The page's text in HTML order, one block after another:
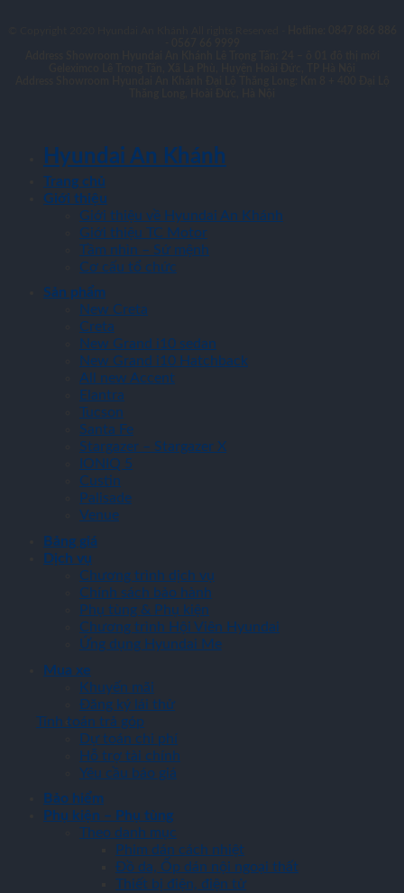
Hyundai An Khánh
Trang chủ
Giới thiệu
Giới thiệu về Hyundai An Khánh
Giới thiệu TC Motor
Tầm nhìn – Sứ mệnh
Cơ cấu tổ chức
Sản phẩm
New Creta
Creta
New Grand i10 sedan
New Grand i10 Hatchback
All new Accent
Elantra
Tucson
Santa Fe
Stargazer – Stargazer X
IONIQ 5
Custin
Palisade
Venue
Bảng giá
Dịch vụ
Chương trình dịch vụ
Chính sách bảo hành
Phụ tùng & Phụ kiện
Chương trình Hội Viên Hyundai
Ứng dụng Hyundai Me
Mua xe
Khuyến mãi
Đăng ký lái thử
Tính toán trả góp
Dự toán chi phí
Hỗ trợ tài chính
Yêu cầu báo giá
Bảo hiểm
Phụ kiện – Phụ tùng
Theo danh mục
Phim dán cách nhiệt
Đồ da, Ốp dán nội ngoại thất
Thiết bị điện, điện tử